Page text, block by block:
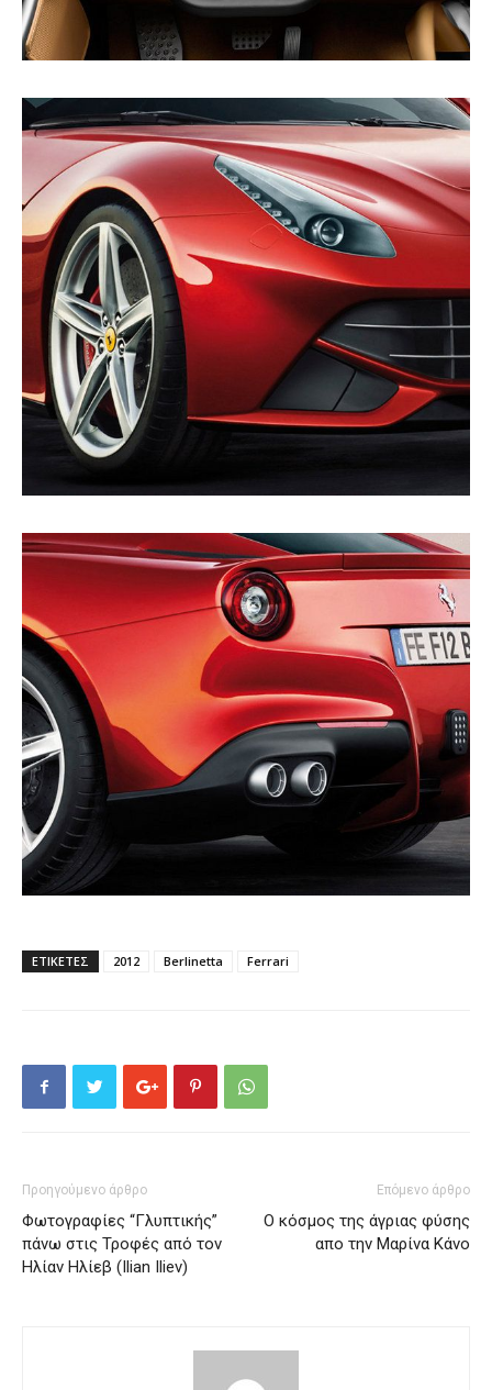
ΕΤΙΚΕΤΕΣ 2012 Berlinetta Ferrari
Προηγούμενο άρθρο
Φωτογραφίες “Γλυπτικής”
πάνω στις Τροφές από τον
Ηλίαν Ηλίεβ (Ilian Iliev)
Επόμενο άρθρο
Ο κόσμος της άγριας φύσης
απο την Μαρίνα Κάνο